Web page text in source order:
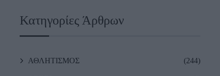
Κατηγορίες Άρθρων
ΑΘΛΗΤΙΣΜΟΣ (244)